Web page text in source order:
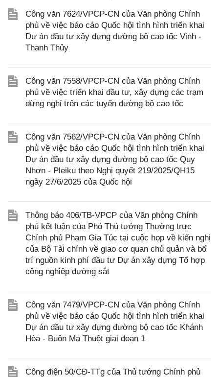
Công văn 7624/VPCP-CN của Văn phòng Chính
phủ về việc báo cáo Quốc hội tình hình triển khai
Dự án đầu tư xây dựng đường bộ cao tốc Vinh -
Thanh Thủy
Công văn 7558/VPCP-CN của Văn phòng Chính
phủ về việc triển khai đầu tư, xây dựng các trạm
dừng nghỉ trên các tuyến đường bộ cao tốc
Công văn 7562/VPCP-CN của Văn phòng Chính
phủ về việc báo cáo Quốc hội tình hình triển khai
Dự án đầu tư xây dựng đường bộ cao tốc Quy
Nhơn - Pleiku theo Nghị quyết 219/2025/QH15
ngày 27/6/2025 của Quốc hội
Thông báo 406/TB-VPCP của Văn phòng Chính
phủ kết luận của Phó Thủ tướng Thường trực
Chính phủ Phạm Gia Túc tại cuộc họp về kiến nghị
của Bộ Tài chính về giao cơ quan chủ quản và bố
trí nguồn kinh phí đầu tư Dự án xây dựng Tổ hợp
công nghiệp đường sắt
Công văn 7479/VPCP-CN của Văn phòng Chính
phủ về việc báo cáo Quốc hội tình hình triển khai
Dự án đầu tư xây dựng đường bộ cao tốc Khánh
Hòa - Buôn Ma Thuột giai đoạn 1
Công điện 50/CĐ-TTg của Thủ tướng Chính phủ